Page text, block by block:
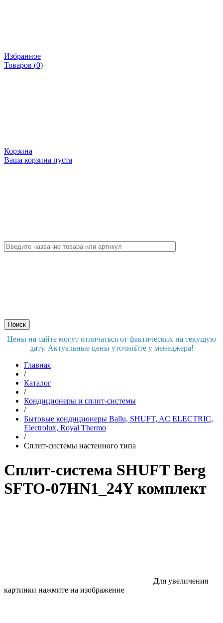
Избранное
Товаров (0)
Корзина
Ваша корзина пуста
Цены на сайте могут отличаться от фактических на текущую
дату. Актуальные цены уточняйте у менеджера!
Главная
/
Каталог
/
Кондиционеры и сплит-системы
/
Бытовые кондиционеры Ballu, SHUFT, AC ELECTRIC,
Electrolux, Royal Thermo
/
Сплит-системы настенного типа
Сплит-система SHUFT Berg
SFTO-07HN1_24Y комплект
Для увеличения
картинки нажмите на изображение